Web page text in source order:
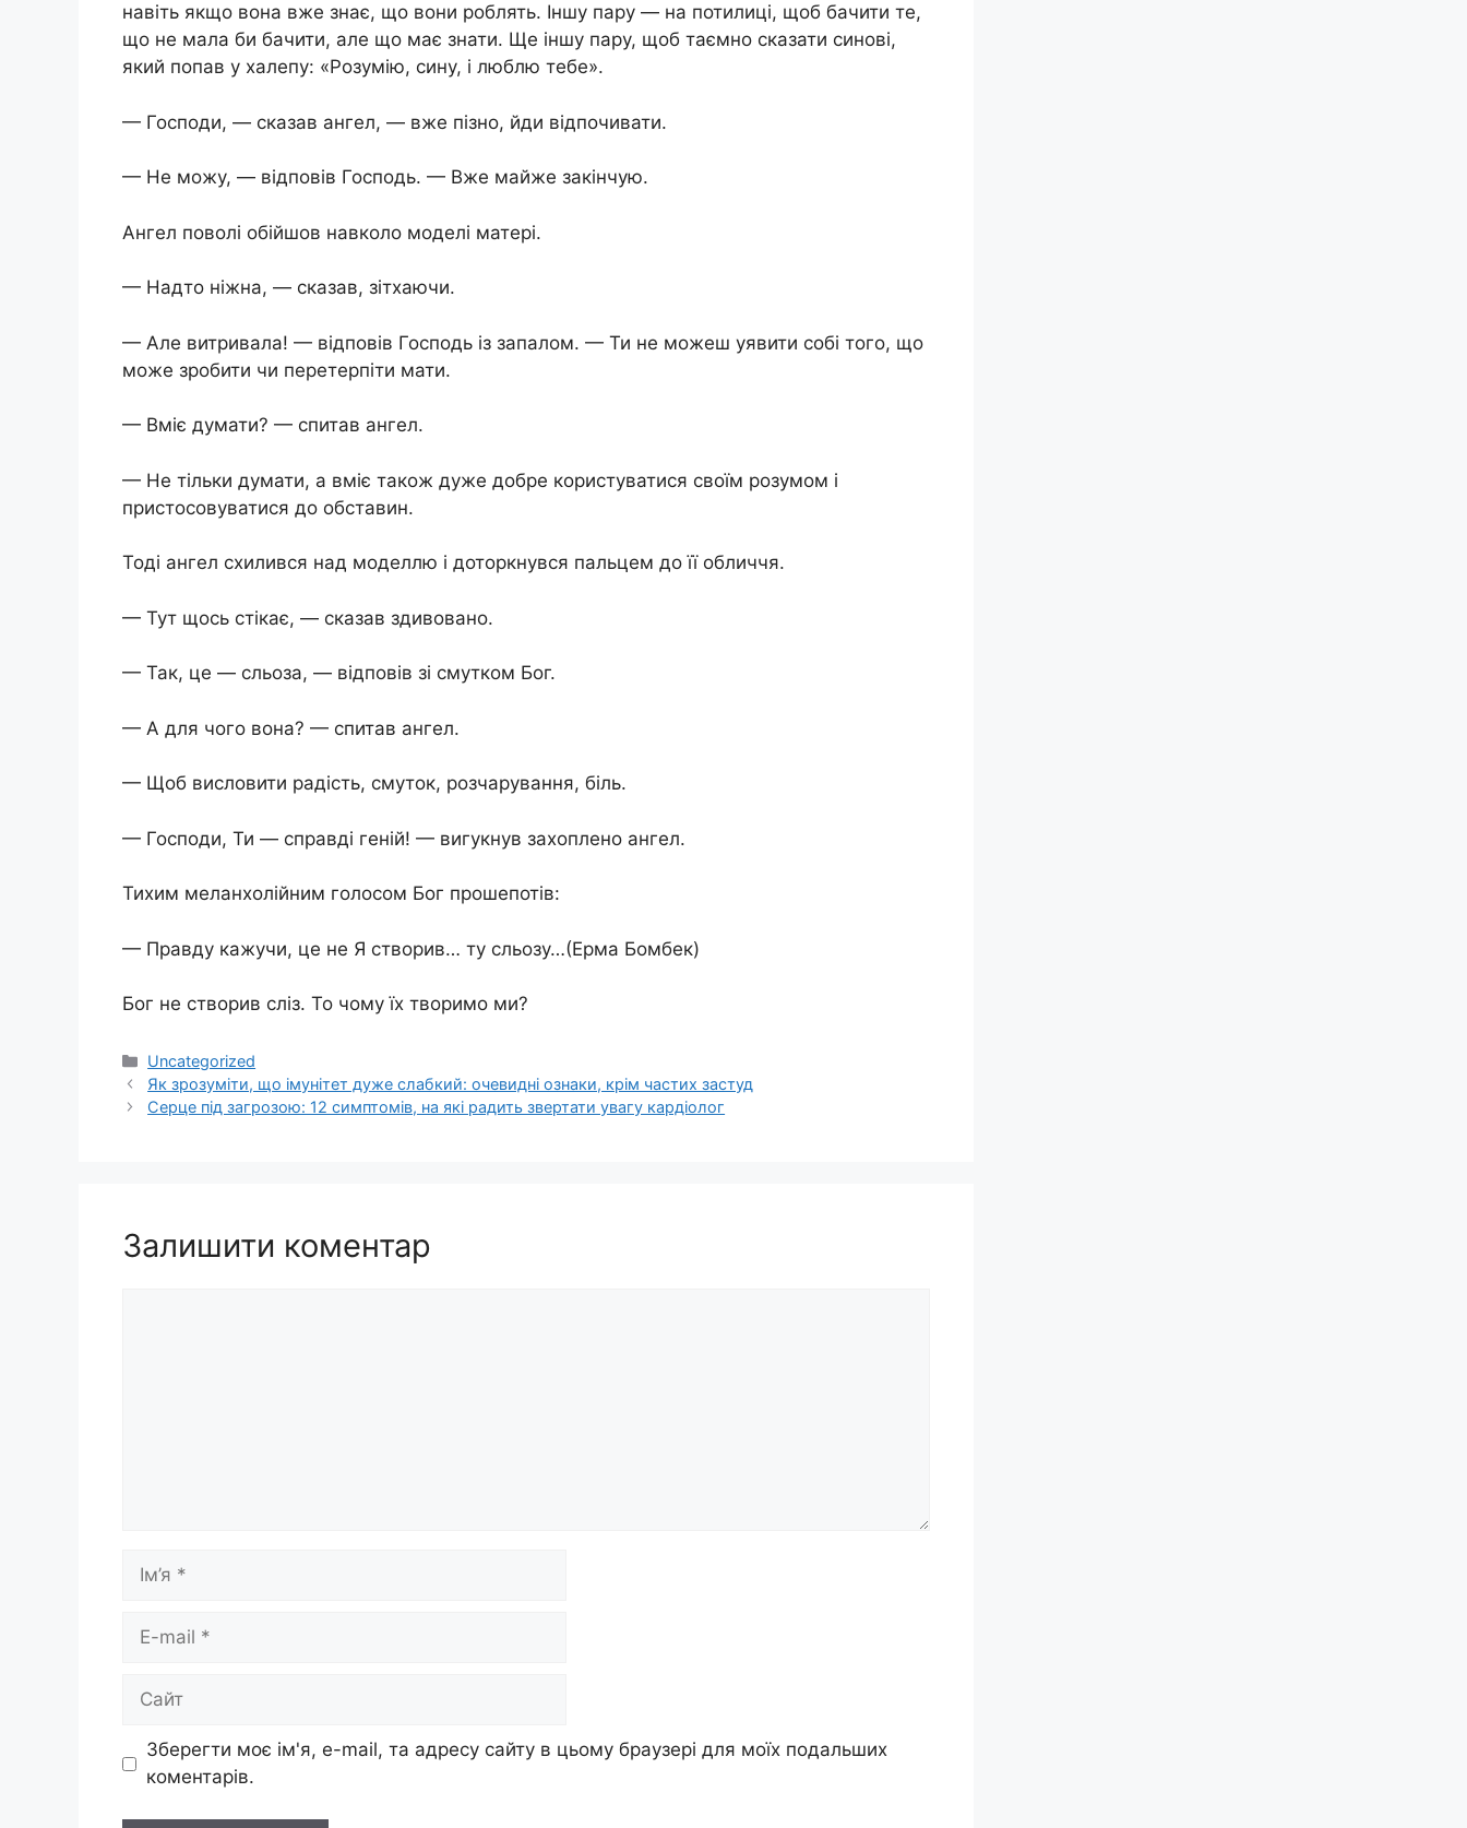
навіть якщо вона вже знає, що вони роблять. Іншу пару — на потилиці, щоб бачити те,
що не мала би бачити, але що має знати. Ще іншу пару, щоб таємно сказати синові,
який попав у халепу: «Розумію, сину, і люблю тебе».
— Господи, — сказав ангел, — вже пізно, йди відпочивати.
— Не можу, — відповів Господь. — Вже майже закінчую.
Ангел поволі обійшов навколо моделі матері.
— Надто ніжна, — сказав, зітхаючи.
— Але витривала! — відповів Господь із запалом. — Ти не можеш уявити собі того, що
може зробити чи перетерпіти мати.
— Вміє думати? — спитав ангел.
— Не тільки думати, а вміє також дуже добре користуватися своїм розумом і
пристосовуватися до обставин.
Тоді ангел схилився над моделлю і доторкнувся пальцем до її обличчя.
— Тут щось стікає, — сказав здивовано.
— Так, це — сльоза, — відповів зі смутком Бог.
— А для чого вона? — спитав ангел.
— Щоб висловити радість, смуток, розчарування, біль.
— Господи, Ти — справді геній! — вигукнув захоплено ангел.
Тихим меланхолійним голосом Бог прошепотів:
— Правду кажучи, це не Я створив… ту сльозу…(Ерма Бомбек)
Бог не створив сліз. То чому їх творимо ми?
Категорії
Uncategorized
Як зрозуміти, що імунітет дуже слабкий: очевидні ознаки, крім частих застуд
Серце під загрозою: 12 симптомів, на які радить звертати увагу кардіолог
Залишити коментар
Ім’я
Сайт
Зберегти моє ім'я, e-mail, та адресу сайту в цьому браузері для моїх подальших
коментарів.